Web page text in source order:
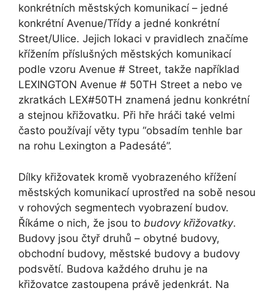
konkrétních městských komunikací – jedné
konkrétní Avenue/Třídy a jedné konkrétní
Street/Ulice. Jejich lokaci v pravidlech značíme
křížením příslušných městských komunikací
podle vzoru Avenue # Street, takže například
LEXINGTON Avenue # 50TH Street a nebo ve
zkratkách LEX#50TH znamená jednu konkrétní
a stejnou křižovatku. Při hře hráči také velmi
často používají věty typu “obsadím tenhle bar
na rohu Lexington a Padesáté”.
Dílky křižovatek kromě vyobrazeného křížení
městských komunikací uprostřed na sobě nesou
v rohových segmentech vyobrazení budov.
Říkáme o nich, že jsou to budovy křižovatky.
Budovy jsou čtyř druhů – obytné budovy,
obchodní budovy, městské budovy a budovy
podsvětí. Budova každého druhu je na
křižovatce zastoupena právě jedenkrát. Na